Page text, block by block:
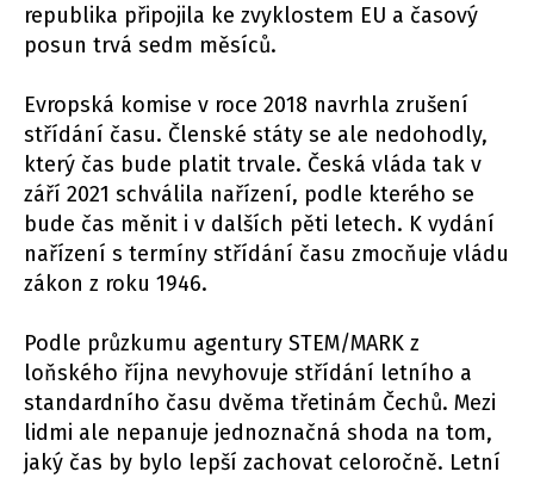
republika připojila ke zvyklostem EU a časový
posun trvá sedm měsíců.
Evropská komise v roce 2018 navrhla zrušení
střídání času. Členské státy se ale nedohodly,
který čas bude platit trvale. Česká vláda tak v
září 2021 schválila nařízení, podle kterého se
bude čas měnit i v dalších pěti letech. K vydání
nařízení s termíny střídání času zmocňuje vládu
zákon z roku 1946.
Podle průzkumu agentury STEM/MARK z
loňského října nevyhovuje střídání letního a
standardního času dvěma třetinám Čechů. Mezi
lidmi ale nepanuje jednoznačná shoda na tom,
jaký čas by bylo lepší zachovat celoročně. Letní